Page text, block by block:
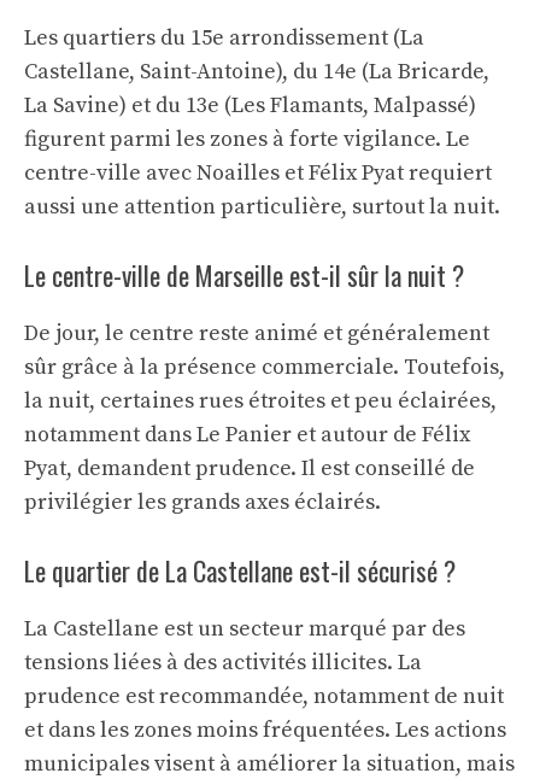
Les quartiers du 15e arrondissement (La
Castellane, Saint-Antoine), du 14e (La Bricarde,
La Savine) et du 13e (Les Flamants, Malpassé)
figurent parmi les zones à forte vigilance. Le
centre-ville avec Noailles et Félix Pyat requiert
aussi une attention particulière, surtout la nuit.
Le centre-ville de Marseille est-il sûr la nuit ?
De jour, le centre reste animé et généralement
sûr grâce à la présence commerciale. Toutefois,
la nuit, certaines rues étroites et peu éclairées,
notamment dans Le Panier et autour de Félix
Pyat, demandent prudence. Il est conseillé de
privilégier les grands axes éclairés.
Le quartier de La Castellane est-il sécurisé ?
La Castellane est un secteur marqué par des
tensions liées à des activités illicites. La
prudence est recommandée, notamment de nuit
et dans les zones moins fréquentées. Les actions
municipales visent à améliorer la situation, mais